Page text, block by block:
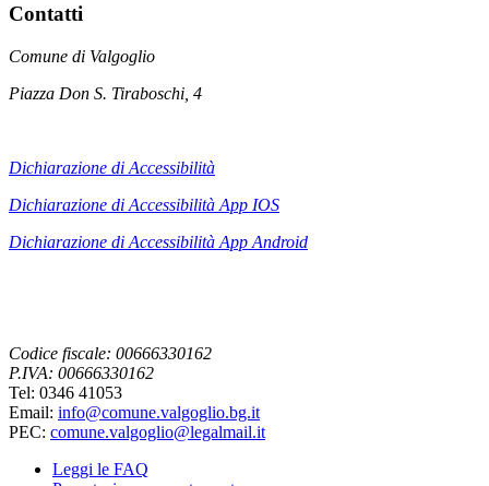
Contatti
Comune di Valgoglio
Piazza Don S. Tiraboschi, 4
Dichiarazione di Accessibilità
Dichiarazione di Accessibilità App IOS
Dichiarazione di Accessibilità App Android
Codice fiscale: 00666330162
P.IVA: 00666330162
Tel: 0346 41053
Email: info@comune.valgoglio.bg.it
PEC: comune.valgoglio@legalmail.it
Leggi le FAQ